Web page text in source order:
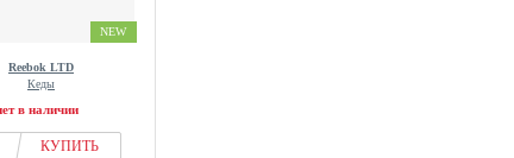
NEW
Reebok LTD
Кеды
в наличии
КУПИТЬ